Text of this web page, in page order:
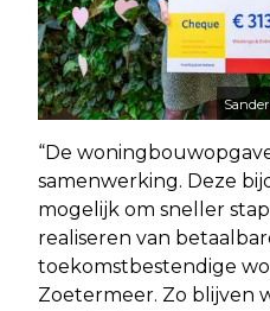
“De
samenwerking. Deze
mogelijk om sneller
realiseren van
toekomstbestendige
Zoetermeer. Zo blijven